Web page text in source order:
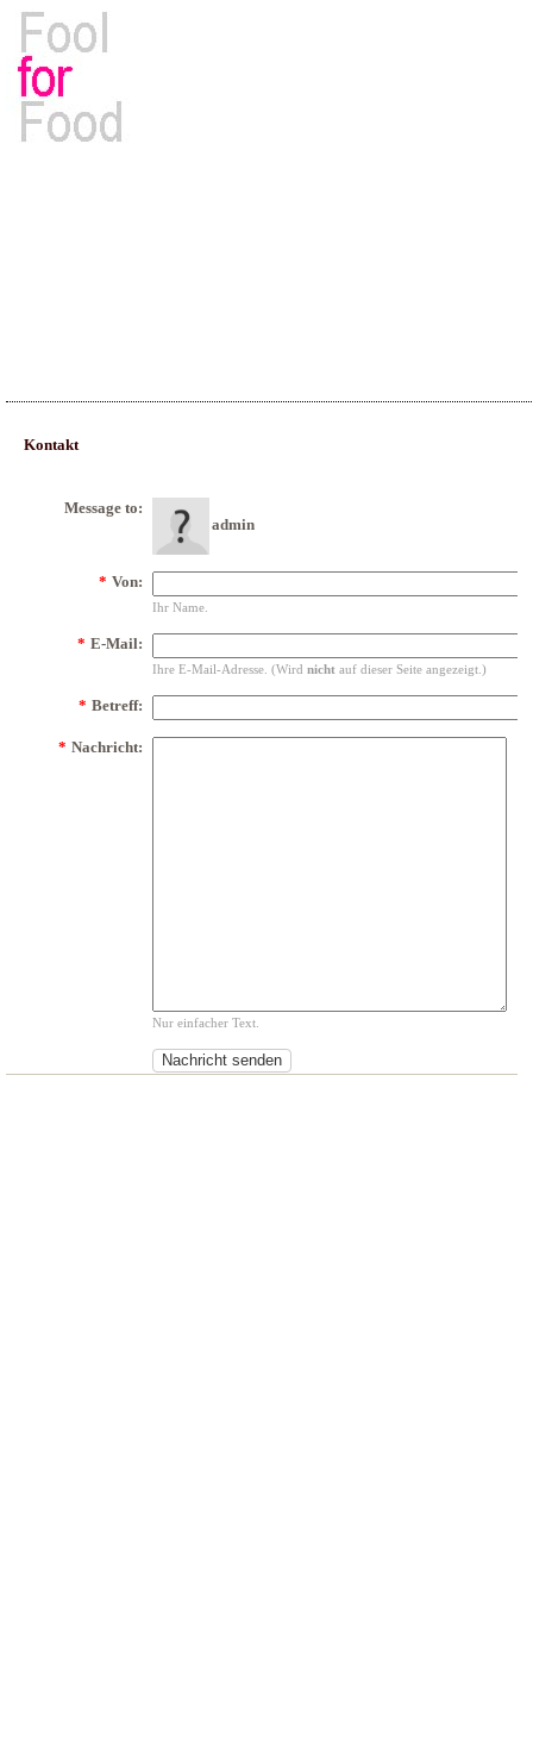
Kontakt
Message to:
admin
* Von:
Ihr Name.
* E-Mail:
Ihre E-Mail-Adresse. (Wird nicht auf dieser Seite angezeigt.)
* Betreff:
* Nachricht:
Nur einfacher Text.